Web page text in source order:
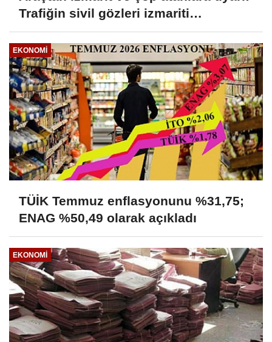
Trafiğin sivil gözleri izmariti
affetmeyecek
EKONOMI
TÜİK Temmuz enflasyonunu %31,75;
ENAG %50,49 olarak açıkladı
EKONOMI